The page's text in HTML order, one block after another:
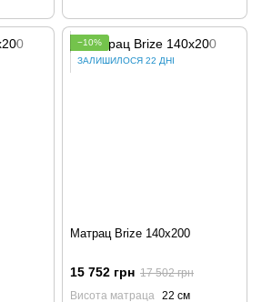
−10%
ЗАЛИШИЛОСЯ 22 ДНІ
Матрац Brize 140x200
15 752 грн 17 502 грн
Висота матраца 22 см